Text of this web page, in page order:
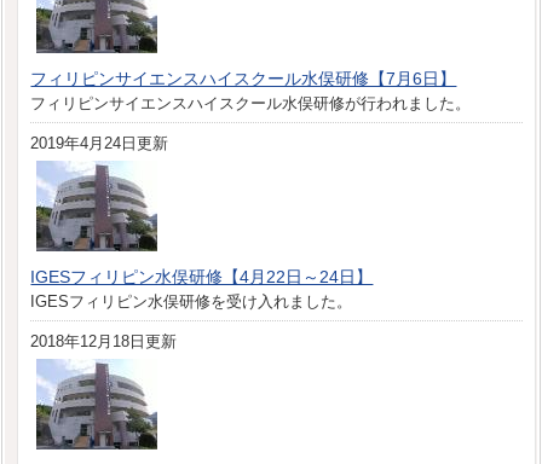
フィリピンサイエンスハイスクール水俣研修【7月6日】
フィリピンサイエンスハイスクール水俣研修が行われました。
2019年4月24日更新
IGESフィリピン水俣研修【4月22日～24日】
IGESフィリピン水俣研修を受け入れました。
2018年12月18日更新